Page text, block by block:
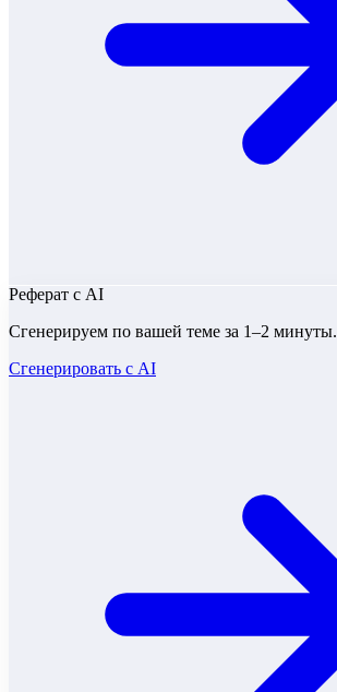
Реферат с AI
Сгенерируем по вашей теме за 1–2 минуты.
Сгенерировать с AI